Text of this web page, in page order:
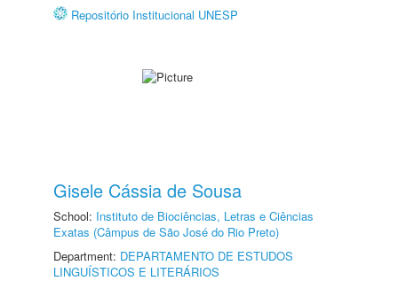
Repositório Institucional UNESP
Gisele Cássia de Sousa
School: Instituto de Biociências, Letras e Ciências
Exatas (Câmpus de São José do Rio Preto)
Department: DEPARTAMENTO DE ESTUDOS
LINGUÍSTICOS E LITERÁRIOS